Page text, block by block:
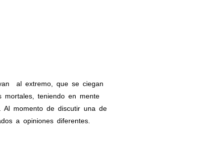
al extremo, que se ciegan
teniendo en mente
momento de discutir una de
a opiniones diferentes.